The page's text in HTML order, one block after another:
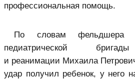
профессиональная помощь.
По словам фельдшера
педиатрической
и реанимации Михаила
удар получил ребенок, у него